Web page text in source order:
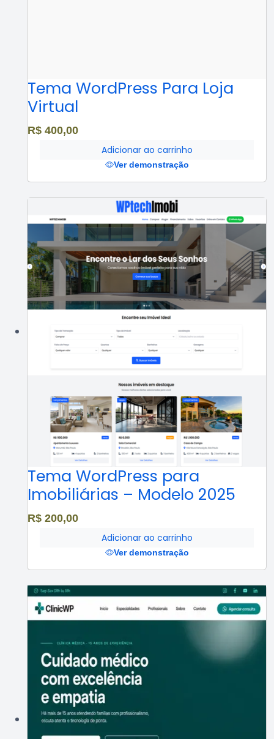
Tema WordPress Para Loja
Virtual
R$ 400,00
Adicionar ao carrinho
Ver demonstração
Tema WordPress para
Imobiliárias – Modelo 2025
R$ 200,00
Adicionar ao carrinho
Ver demonstração